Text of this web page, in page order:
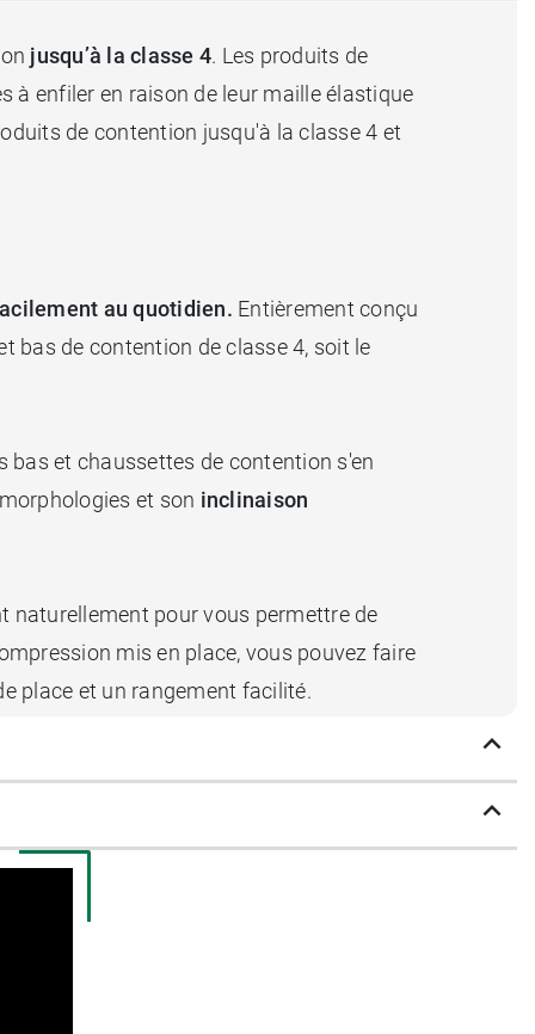
jusqu’à la classe 4. Les produits de
à enfiler en raison de leur maille élastique
de contention jusqu'à la classe 4 et
au quotidien. Entièrement conçu
bas de contention de classe 4, soit le
bas et chaussettes de contention s'en
et son inclinaison
naturellement pour vous permettre de
mis en place, vous pouvez faire
place et un rangement facilité.